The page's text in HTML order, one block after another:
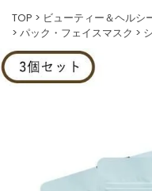
TOP ビューティー＆ヘルシ
パック・フェイスマスク